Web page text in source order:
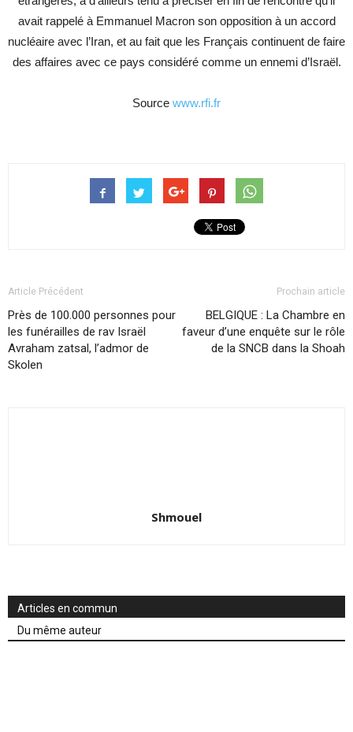
avait rappelé à Emmanuel Macron son opposition à un accord
nucléaire avec l’Iran, et au fait que les Français continuent de faire
des affaires avec ce pays considéré comme un ennemi d’Israël.
Source www.rfi.fr
Article Précédent
Près de 100.000 personnes pour
les funérailles de rav Israël
Avraham zatsal, l’admor de
Skolen
Prochain article
BELGIQUE : La Chambre en
faveur d’une enquête sur le rôle
de la SNCB dans la Shoah
Shmouel
Articles en commun
Du même auteur